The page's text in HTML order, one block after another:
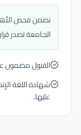
نضمن فحص
الجامعة تصدر
القبول مضمون
شهادة اللغة
عليها.